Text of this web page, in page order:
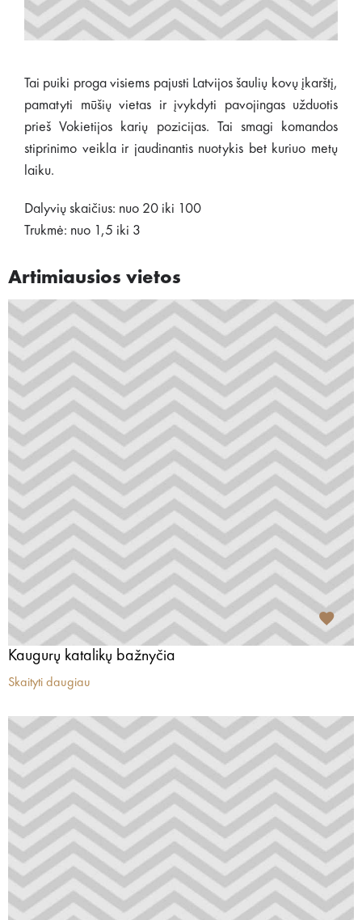
Tai puiki proga visiems pajusti Latvijos šaulių kovų įkarštį,
pamatyti mūšių vietas ir įvykdyti pavojingas užduotis
prieš Vokietijos karių pozicijas. Tai smagi komandos
stiprinimo veikla ir jaudinantis nuotykis bet kuriuo metų
laiku.
Dalyvių skaičius: nuo 20 iki 100
Trukmė: nuo 1,5 iki 3
Artimiausios vietos
Kaugurų katalikų bažnyčia
Skaityti daugiau